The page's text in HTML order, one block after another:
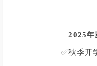
2025年
✅秋季开